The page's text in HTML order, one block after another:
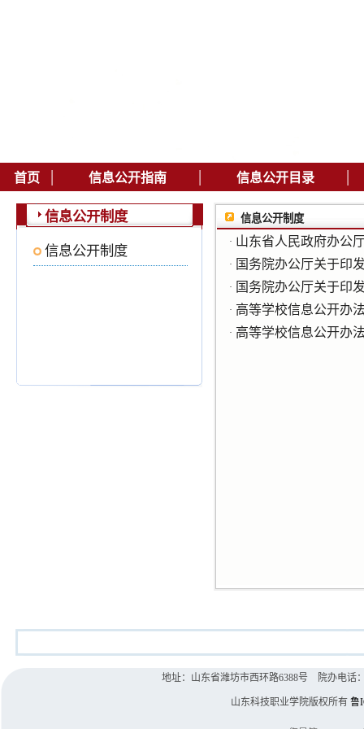
首页 | 信息公开指南 | 信息公开目录 |
信息公开制度
信息公开制度
信息公开制度
· 山东省人民政府办公
· 国务院办公厅关于印
· 国务院办公厅关于印
· 高等学校信息公开办
· 高等学校信息公开办
地址：山东省潍坊市西环路6388号 院办电话
山东科技职业学院版权所有 鲁